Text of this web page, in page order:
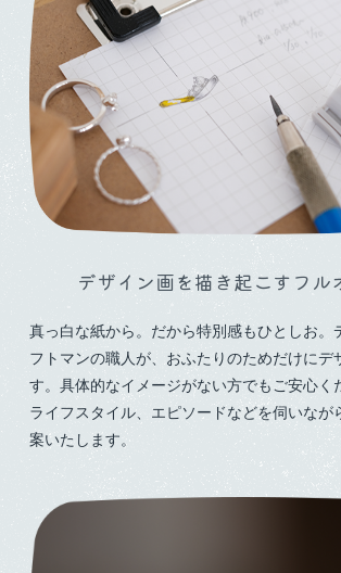
デザイン画を描き起こすフル
真っ白な紙から。だから特別感もひとしお。
フトマンの職人が、おふたりのためだけにデ
す。具体的なイメージがない方でもご安心く
ライフスタイル、エピソードなどを伺いなが
案いたします。